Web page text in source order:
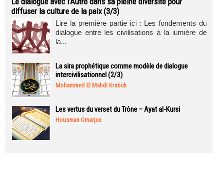
diffuser la culture de la paix (3/3)
Lire la première partie ici : Les fondements du
dialogue entre les civilisations à la lumière de
la...
La sira prophétique comme modèle de dialogue
intercivilisationnel (2/3)
Mohammed El Mahdi Krabch
Les vertus du verset du Trône – Ayat al-Kursi
Housman Omarjee